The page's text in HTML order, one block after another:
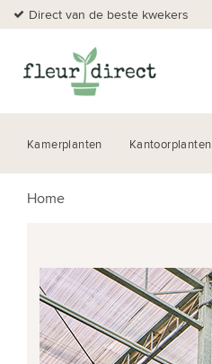
Direct van de beste kwekers
Kamerplanten Kantoorplanten
Home